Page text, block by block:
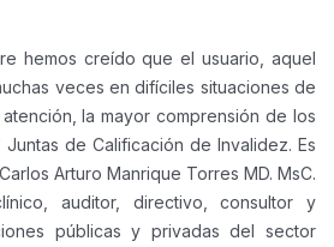
hemos creído que el usuario, aquel
veces en difíciles situaciones de
la mayor comprensión de los
de Calificación de Invalidez. Es
Arturo Manrique Torres MD. MsC.
auditor, directivo, consultor y
públicas y privadas del sector